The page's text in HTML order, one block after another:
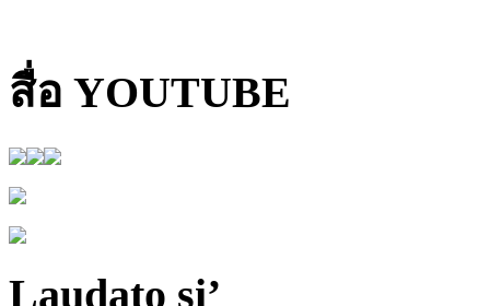
สื่อ YOUTUBE
Laudato si’